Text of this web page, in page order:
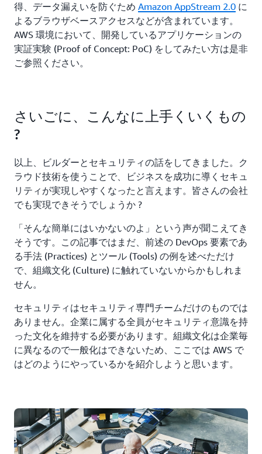
得、データ漏えいを防ぐため Amazon AppStream 2.0 に
よるブラウザベースアクセスなどが含まれています。
AWS 環境において、開発しているアプリケーションの
実証実験 (Proof of Concept: PoC) をしてみたい方は是非
ご参照ください。
さいごに、こんなに上手くいくもの
?
以上、ビルダーとセキュリティの話をしてきました。ク
ラウド技術を使うことで、ビジネスを成功に導くセキュ
リティが実現しやすくなったと言えます。皆さんの会社
でも実現できそうでしょうか ?
「そんな簡単にはいかないのよ」という声が聞こえてき
そうです。この記事ではまだ、前述の DevOps 要素であ
る手法 (Practices) とツール (Tools) の例を述べただけ
で、組織文化 (Culture) に触れていないからかもしれま
せん。
セキュリティはセキュリティ専門チームだけのものでは
ありません。企業に属する全員がセキュリティ意識を持
った文化を維持する必要があります。組織文化は企業毎
に異なるので一般化はできないため、ここでは AWS で
はどのようにやっているかを紹介しようと思います。